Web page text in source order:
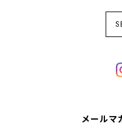
メールマ